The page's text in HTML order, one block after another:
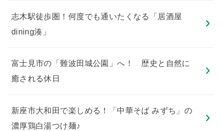
志木駅徒歩圏！何度でも通いたくなる「居酒屋
dining湊」
​富士見市の「難波田城公園」へ！ 歴史と自然に
癒される休日
新座市大和田で楽しめる！「中華そば みずち」の
濃厚鶏白湯つけ麺♪